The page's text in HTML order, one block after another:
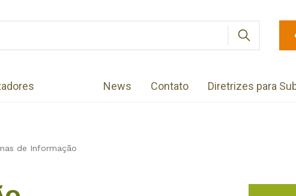
News Contato Diretrizes para
de Informação